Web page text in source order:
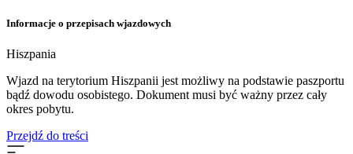
Informacje o przepisach wjazdowych
Hiszpania
​Wjazd na terytorium Hiszpanii jest możliwy na podstawie paszportu
bądź dowodu osobistego. Dokument musi być ważny przez cały
okres pobytu.
Przejdź do treści